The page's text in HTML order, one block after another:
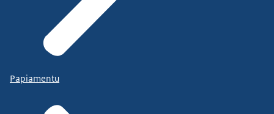
Papiamentu